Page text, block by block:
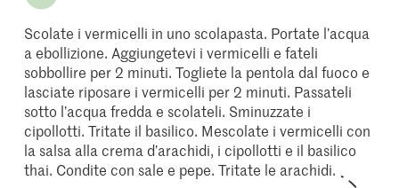
Scolate i vermicelli in uno scolapasta. Portate l’acqua
a ebollizione. Aggiungetevi i vermicelli e fateli
sobbollire per 2 minuti. Togliete la pentola dal fuoco e
lasciate riposare i vermicelli per 2 minuti. Passateli
sotto l’acqua fredda e scolateli. Sminuzzate i
cipollotti. Tritate il basilico. Mescolate i vermicelli con
la salsa alla crema d’arachidi, i cipollotti e il basilico
thai. Condite con sale e pepe. Tritate le arachidi.